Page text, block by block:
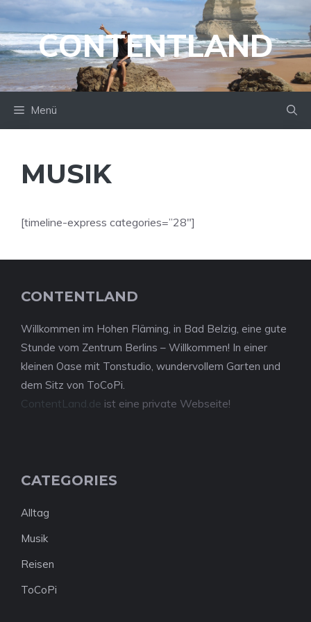
Zum
springenCONTENTLAND
Menü
MUSIK
[timeline-express categories=”28″]
CONTENTLAND
Willkommen im Hohen Fläming, in Bad Belzig, eine gute
Stunde vom Zentrum Berlins – Willkommen! In einer
kleinen Oase mit Tonstudio, wundervollem Garten und
dem Sitz von ToCoPi.
ContentLand.de ist eine private Webseite!
CATEGORIES
Alltag
Musik
Reisen
ToCoPi